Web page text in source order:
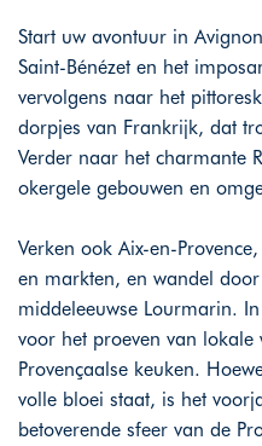
Start uw avontuur in
Saint-Bénézet en het
vervolgens naar het
dorpjes van Frankrijk, dat
Verder naar het charmante
okergele gebouwen en
Verken ook Aix-en-
en markten, en wandel
middeleeuwse Lourmarin.
voor het proeven van
Provençaalse keuken.
volle bloei staat, is het
betoverende sfeer van de